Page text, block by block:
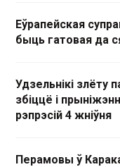
Еўрапейская
быць гатовая да
Удзельнікі злёту
збіццё і
рэпрэсій 4 жніўня
Перамовы ў